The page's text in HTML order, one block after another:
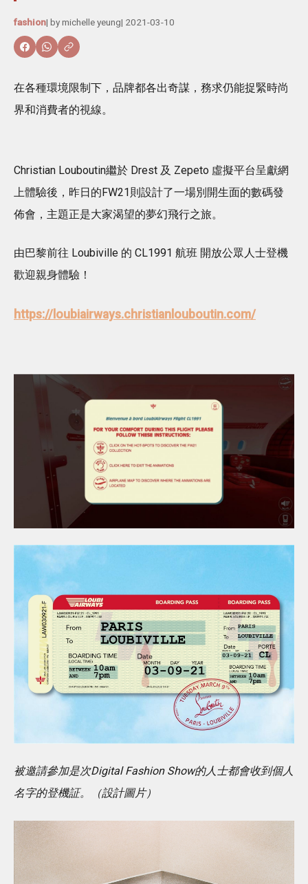
fashion| bymichelle yeung| 2021-03-10
在各種環境限制下，品牌都各出奇謀，務求仍能捉緊時尚
界和消費者的視線。
Christian Louboutin繼於 Drest 及 Zepeto 虛擬平台呈獻網
上體驗後，昨日的FW21則設計了一場別開生面的數碼發
佈會，主題正是大家渴望的夢幻飛行之旅。
由巴黎前往 Loubiville 的 CL1991 航班 開放公眾人士登機
歡迎親身體驗！
https://loubiairways.christianlouboutin.com/
被邀請參加是次Digital Fashion Show的人士都會收到個人
名字的登機証。（設計圖片）